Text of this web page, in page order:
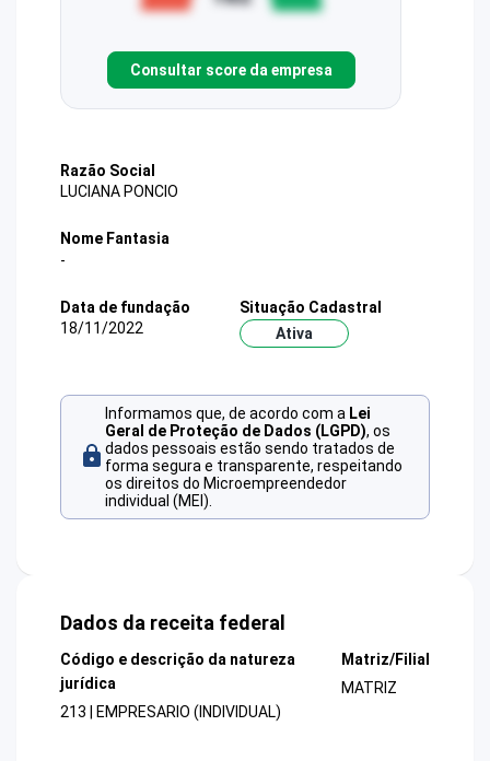
Consultar score da empresa
Razão Social
LUCIANA PONCIO
Nome Fantasia
-
Data de fundação
18/11/2022
Situação Cadastral
Ativa
Informamos que, de acordo com a Lei
Geral de Proteção de Dados (LGPD), os
dados pessoais estão sendo tratados de
forma segura e transparente, respeitando
os direitos do Microempreendedor
individual (MEI).
Dados da receita federal
Código e descrição da natureza
jurídica
213 | EMPRESARIO (INDIVIDUAL)
Matriz/Filial
MATRIZ